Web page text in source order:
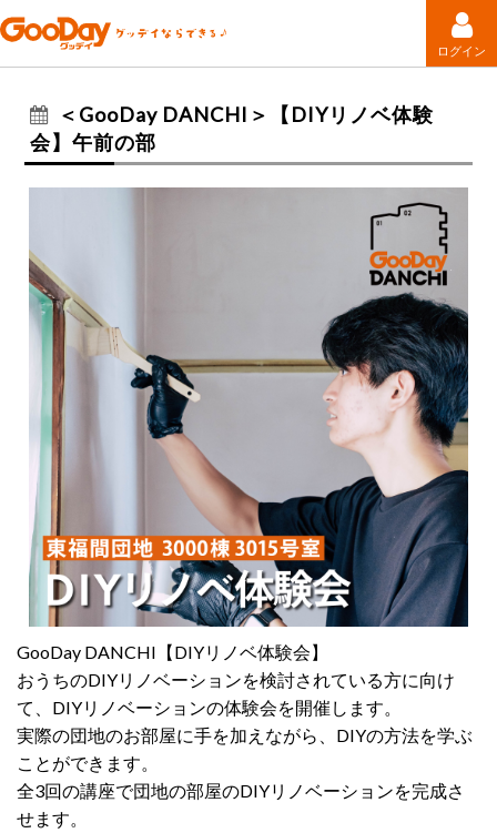
ログイン
＜GooDay DANCHI＞【DIYリノベ体験
会】午前の部
GooDay DANCHI【DIYリノベ体験会】
おうちのDIYリノベーションを検討されている方に向け
て、DIYリノベーションの体験会を開催します。
実際の団地のお部屋に手を加えながら、DIYの方法を学ぶ
ことができます。
全3回の講座で団地の部屋のDIYリノベーションを完成さ
せます。